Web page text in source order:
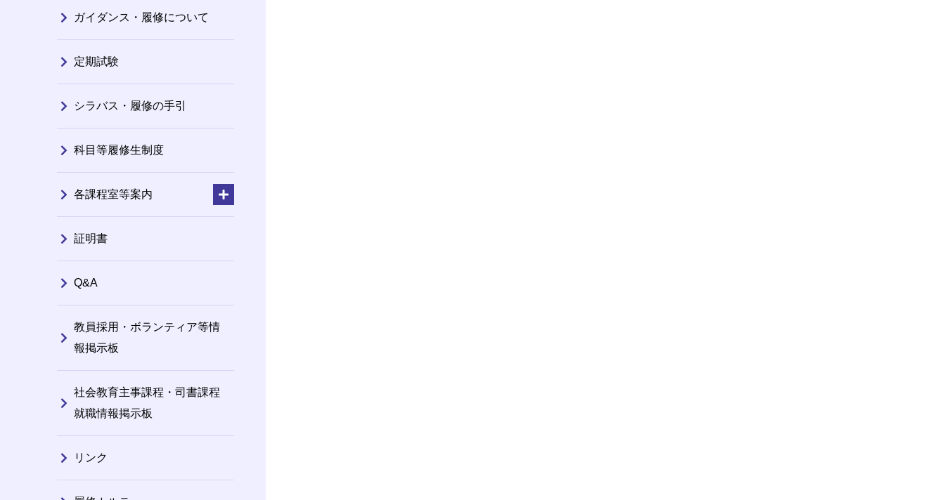
ガイダンス・履修について
定期試験
シラバス・履修の手引
科目等履修生制度
各課程室等案内
証明書
Q&A
教員採用・ボランティア等情
報掲示板
社会教育主事課程・司書課程
就職情報掲示板
リンク